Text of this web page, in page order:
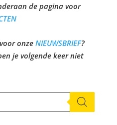
de pagina voor
onze NIEUWSBRIEF?
je volgende keer niet